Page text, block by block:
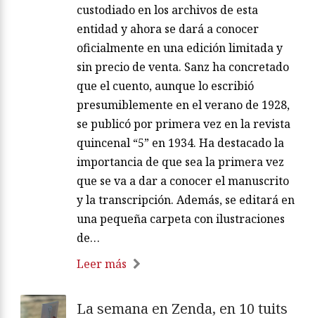
custodiado en los archivos de esta
entidad y ahora se dará a conocer
oficialmente en una edición limitada y
sin precio de venta. Sanz ha concretado
que el cuento, aunque lo escribió
presumiblemente en el verano de 1928,
se publicó por primera vez en la revista
quincenal “5” en 1934. Ha destacado la
importancia de que sea la primera vez
que se va a dar a conocer el manuscrito
y la transcripción. Además, se editará en
una pequeña carpeta con ilustraciones
de…
Leer más
La semana en Zenda, en 10 tuits